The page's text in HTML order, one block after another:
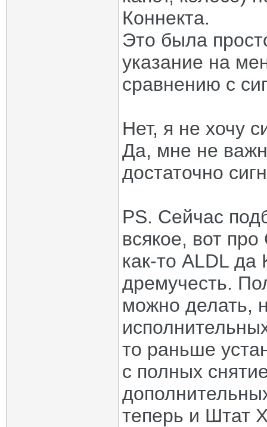
Коннекта.
Это была
указание на
сравнению с
Нет, я не хочу
Да, мне не
достаточно
PS. Сейчас
всякое, вот
как-то ALDL
дремучесть.
можно делать,
то раньше
с полных
теперь и Штат